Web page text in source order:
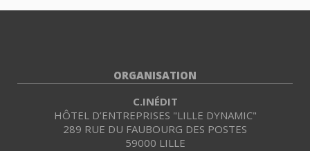
ORGANISATION
C.INÉDIT
HÔTEL D’ENTREPRISES "LILLE DYNAMIC"
289 RUE DU FAUBOURG DES POSTES
59000 LILLE